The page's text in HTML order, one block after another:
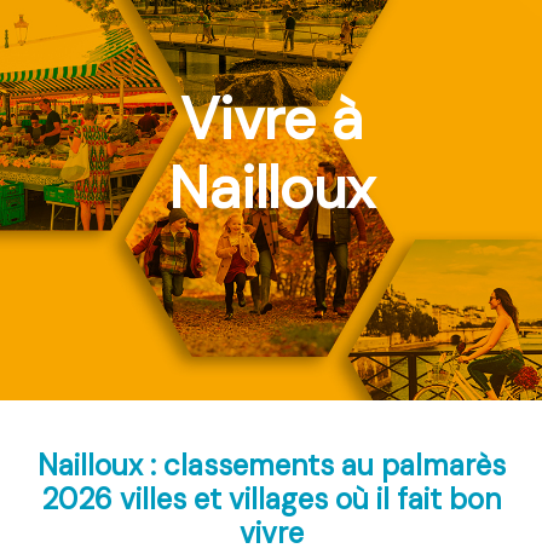
Vivre à
Nailloux
Nailloux : classements au palmarès
2026 villes et villages où il fait bon
vivre